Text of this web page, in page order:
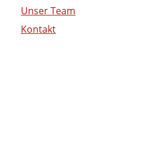
Unser Team
Kontakt